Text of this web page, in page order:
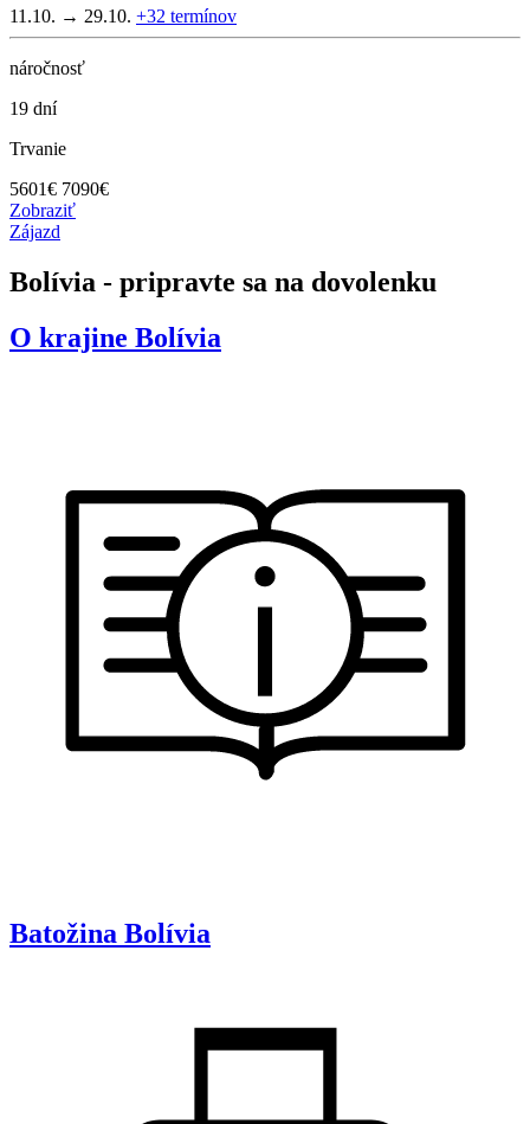
11.10. → 29.10. +32 termínov
náročnosť
19 dní
Trvanie
5601€ 7090€
Zobraziť
Zájazd
Bolívia - pripravte sa na dovolenku
O krajine Bolívia
Batožina Bolívia